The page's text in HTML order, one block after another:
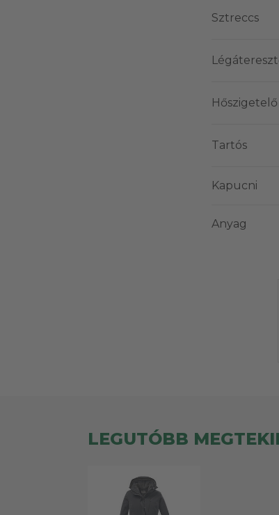
Sztreccs
Hőszigetelő
Tartós
Kapucni
Anyag
LEGUTÓBB